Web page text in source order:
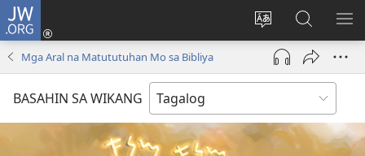
JW.ORG
Baguhin
ang
wika
ng
Mag-
log
bubukas
bagong
window)
sa
JW.ORG
Mga Aral na Matututuhan Mo sa Bibliya
BASAHIN SA WIKANG